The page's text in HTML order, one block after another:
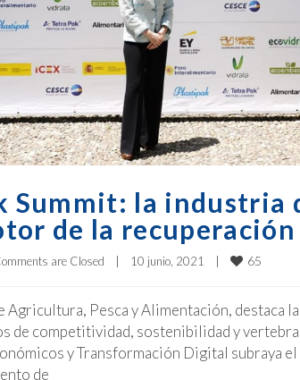
Summit: la industria
de la
are Closed 10 junio, 2021 65
Agricultura, Pesca y Alimentación, destaca
de competitividad, sostenibilidad y
y Transformación Digital subraya
de